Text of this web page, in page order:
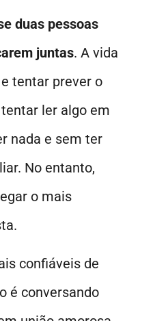
duas pessoas
juntas. A vida
tentar prever o
ler algo em
nada e sem ter
No entanto,
o mais
confiáveis de
é conversando